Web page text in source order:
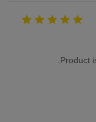
Product